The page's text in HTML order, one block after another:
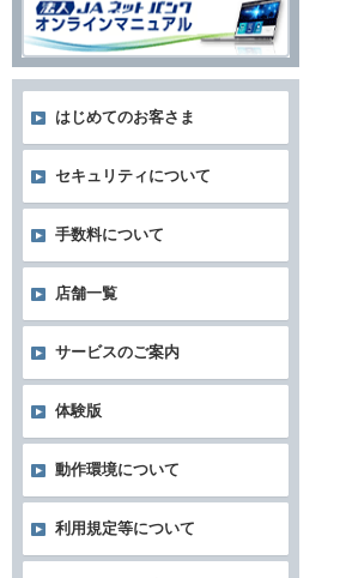
はじめてのお客さま
セキュリティについて
手数料について
店舗一覧
サービスのご案内
体験版
動作環境について
利用規定等について